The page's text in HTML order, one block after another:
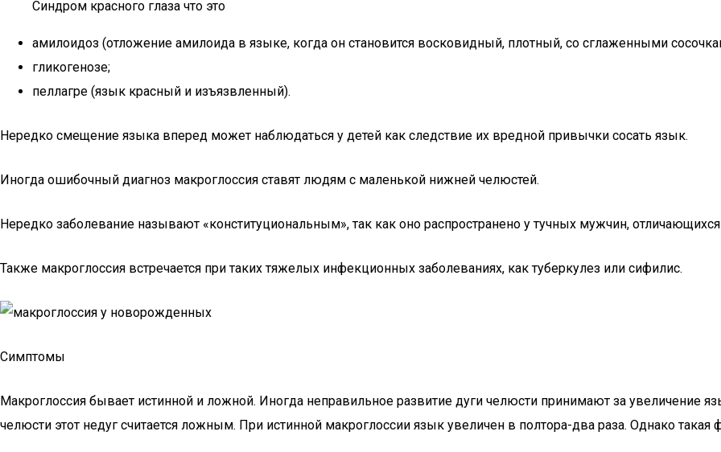
Синдром красного глаза что это
амилоидоз (отложение амилоида в языке, когда он становится восковидный, плотный, со сглаженными
гликогенозе;
пеллагре (язык красный и изъязвленный).
Нередко смещение языка вперед может наблюдаться у детей как следствие их вредной привычки сосать язык.
Иногда ошибочный диагноз макроглоссия ставят людям с маленькой нижней челюстей.
Нередко заболевание называют «конституциональным», так как оно распространено у тучных мужчин,
Также макроглоссия встречается при таких тяжелых инфекционных заболеваниях, как туберкулез или сифилис.
Симптомы
Макроглоссия бывает истинной и ложной. Иногда неправильное развитие дуги челюсти принимают за увеличение
челюсти этот недуг считается ложным. При истинной макроглоссии язык увеличен в полтора-два раза. Однако такая